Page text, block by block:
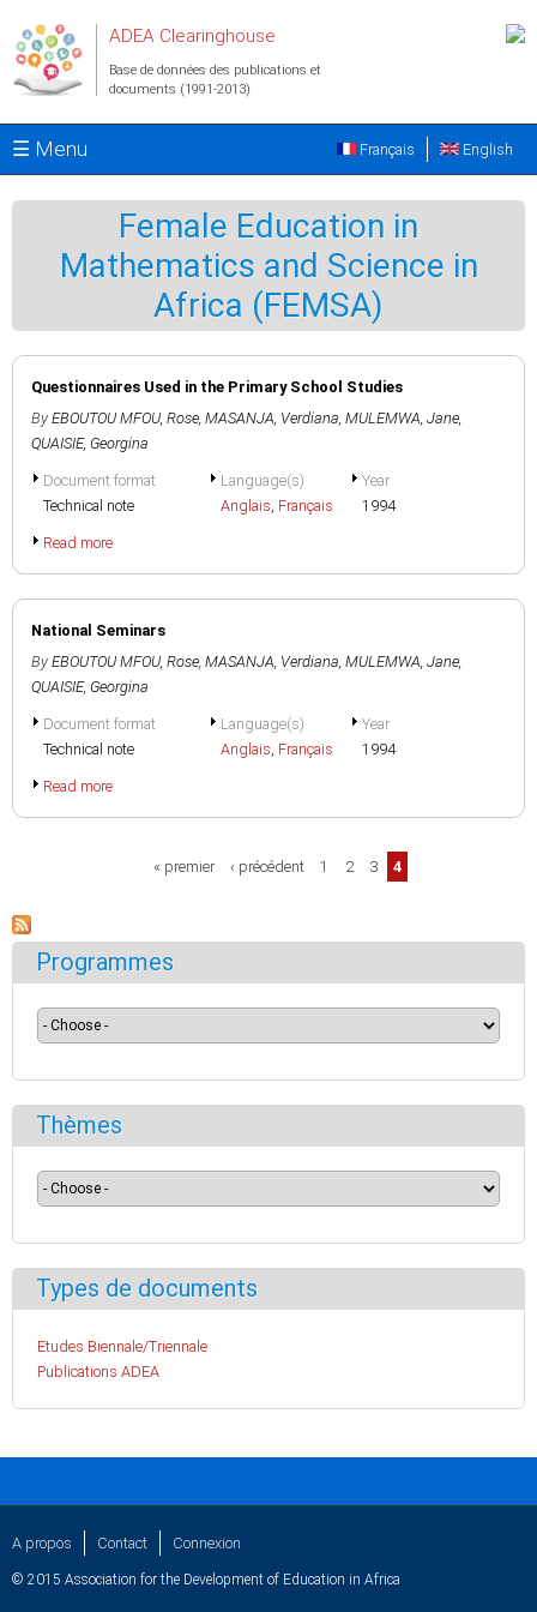
ADEA Clearinghouse
Base de données des publications et
documents (1991-2013)
☰ Menu English
Français
Female Education in
Mathematics and Science in
Africa (FEMSA)
Questionnaires Used in the Primary School Studies
By EBOUTOU MFOU, Rose, MASANJA, Verdiana, MULEMWA, Jane,
QUAISIE, Georgina
Document format
Technical note
Language(s)
Anglais, Français
Year
1994
Read more
National Seminars
By EBOUTOU MFOU, Rose, MASANJA, Verdiana, MULEMWA, Jane,
QUAISIE, Georgina
Document format
Technical note
Language(s)
Anglais, Français
Year
1994
Read more
« premier ‹ précédent 1 2 3 4
Programmes
Thèmes
Types de documents
Etudes Biennale/Triennale
Publications ADEA
A propos Contact Connexion
© 2015 Association for the Development of Education in Africa